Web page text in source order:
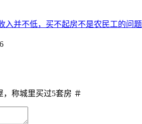
入并不低，买不起房不是农民工的问题
，称城里买过5套房 ＃